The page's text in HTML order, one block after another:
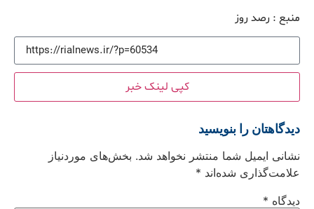
منبع : رصد روز
کپی لینک خبر
دیدگاهتان را بنویسید
نشانی ایمیل شما منتشر نخواهد شد. بخش‌های موردنیاز
علامت‌گذاری شده‌اند *
دیدگاه *